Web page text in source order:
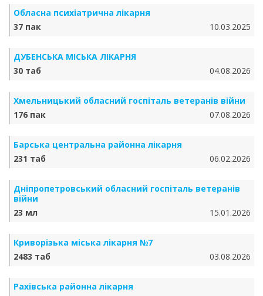
Обласна психіатрична лікарня
37 пак
10.03.2025
ДУБЕНСЬКА МІСЬКА ЛІКАРНЯ
30 таб
04.08.2026
Хмельницький обласний госпіталь ветеранів війни
176 пак
07.08.2026
Барська центральна районна лікарня
231 таб
06.02.2026
Дніпропетровський обласний госпіталь ветеранів
війни
23 мл
15.01.2026
Криворізька міська лікарня №7
2483 таб
03.08.2026
Рахівська районна лікарня